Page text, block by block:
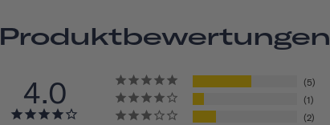
Produktbewertungen
4.0
5
1
2